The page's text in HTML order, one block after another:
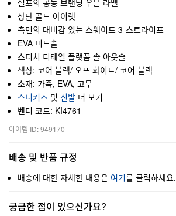
설포의 공동 브랜딩 우븐 라벨
상단 골드 아이렛
측면의 대비감 있는 스웨이드 3-스트라이프
EVA 미드솔
스티치 디테일 플랫폼 솔 아웃솔
색상: 코어 블랙/ 오프 화이트/ 코어 블랙
소재: 가죽, EVA, 고무
스니커즈 및 신발 더 보기
벤더 코드: KI4761
아이템 ID: 949170
배송 및 반품 규정
배송에 대한 자세한 내용은 여기를 클릭하세요.
궁금한 점이 있으신가요?